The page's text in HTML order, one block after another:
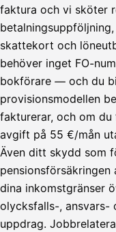
faktura och vi sköter
skattekort och
behöver inget FO-
bokförare — och du
provisionsmodellen
fakturerar, och om
avgift på 55 €/mån
Även ditt skydd som
dina inkomstgränser
olycksfalls-, ansvars-
uppdrag.